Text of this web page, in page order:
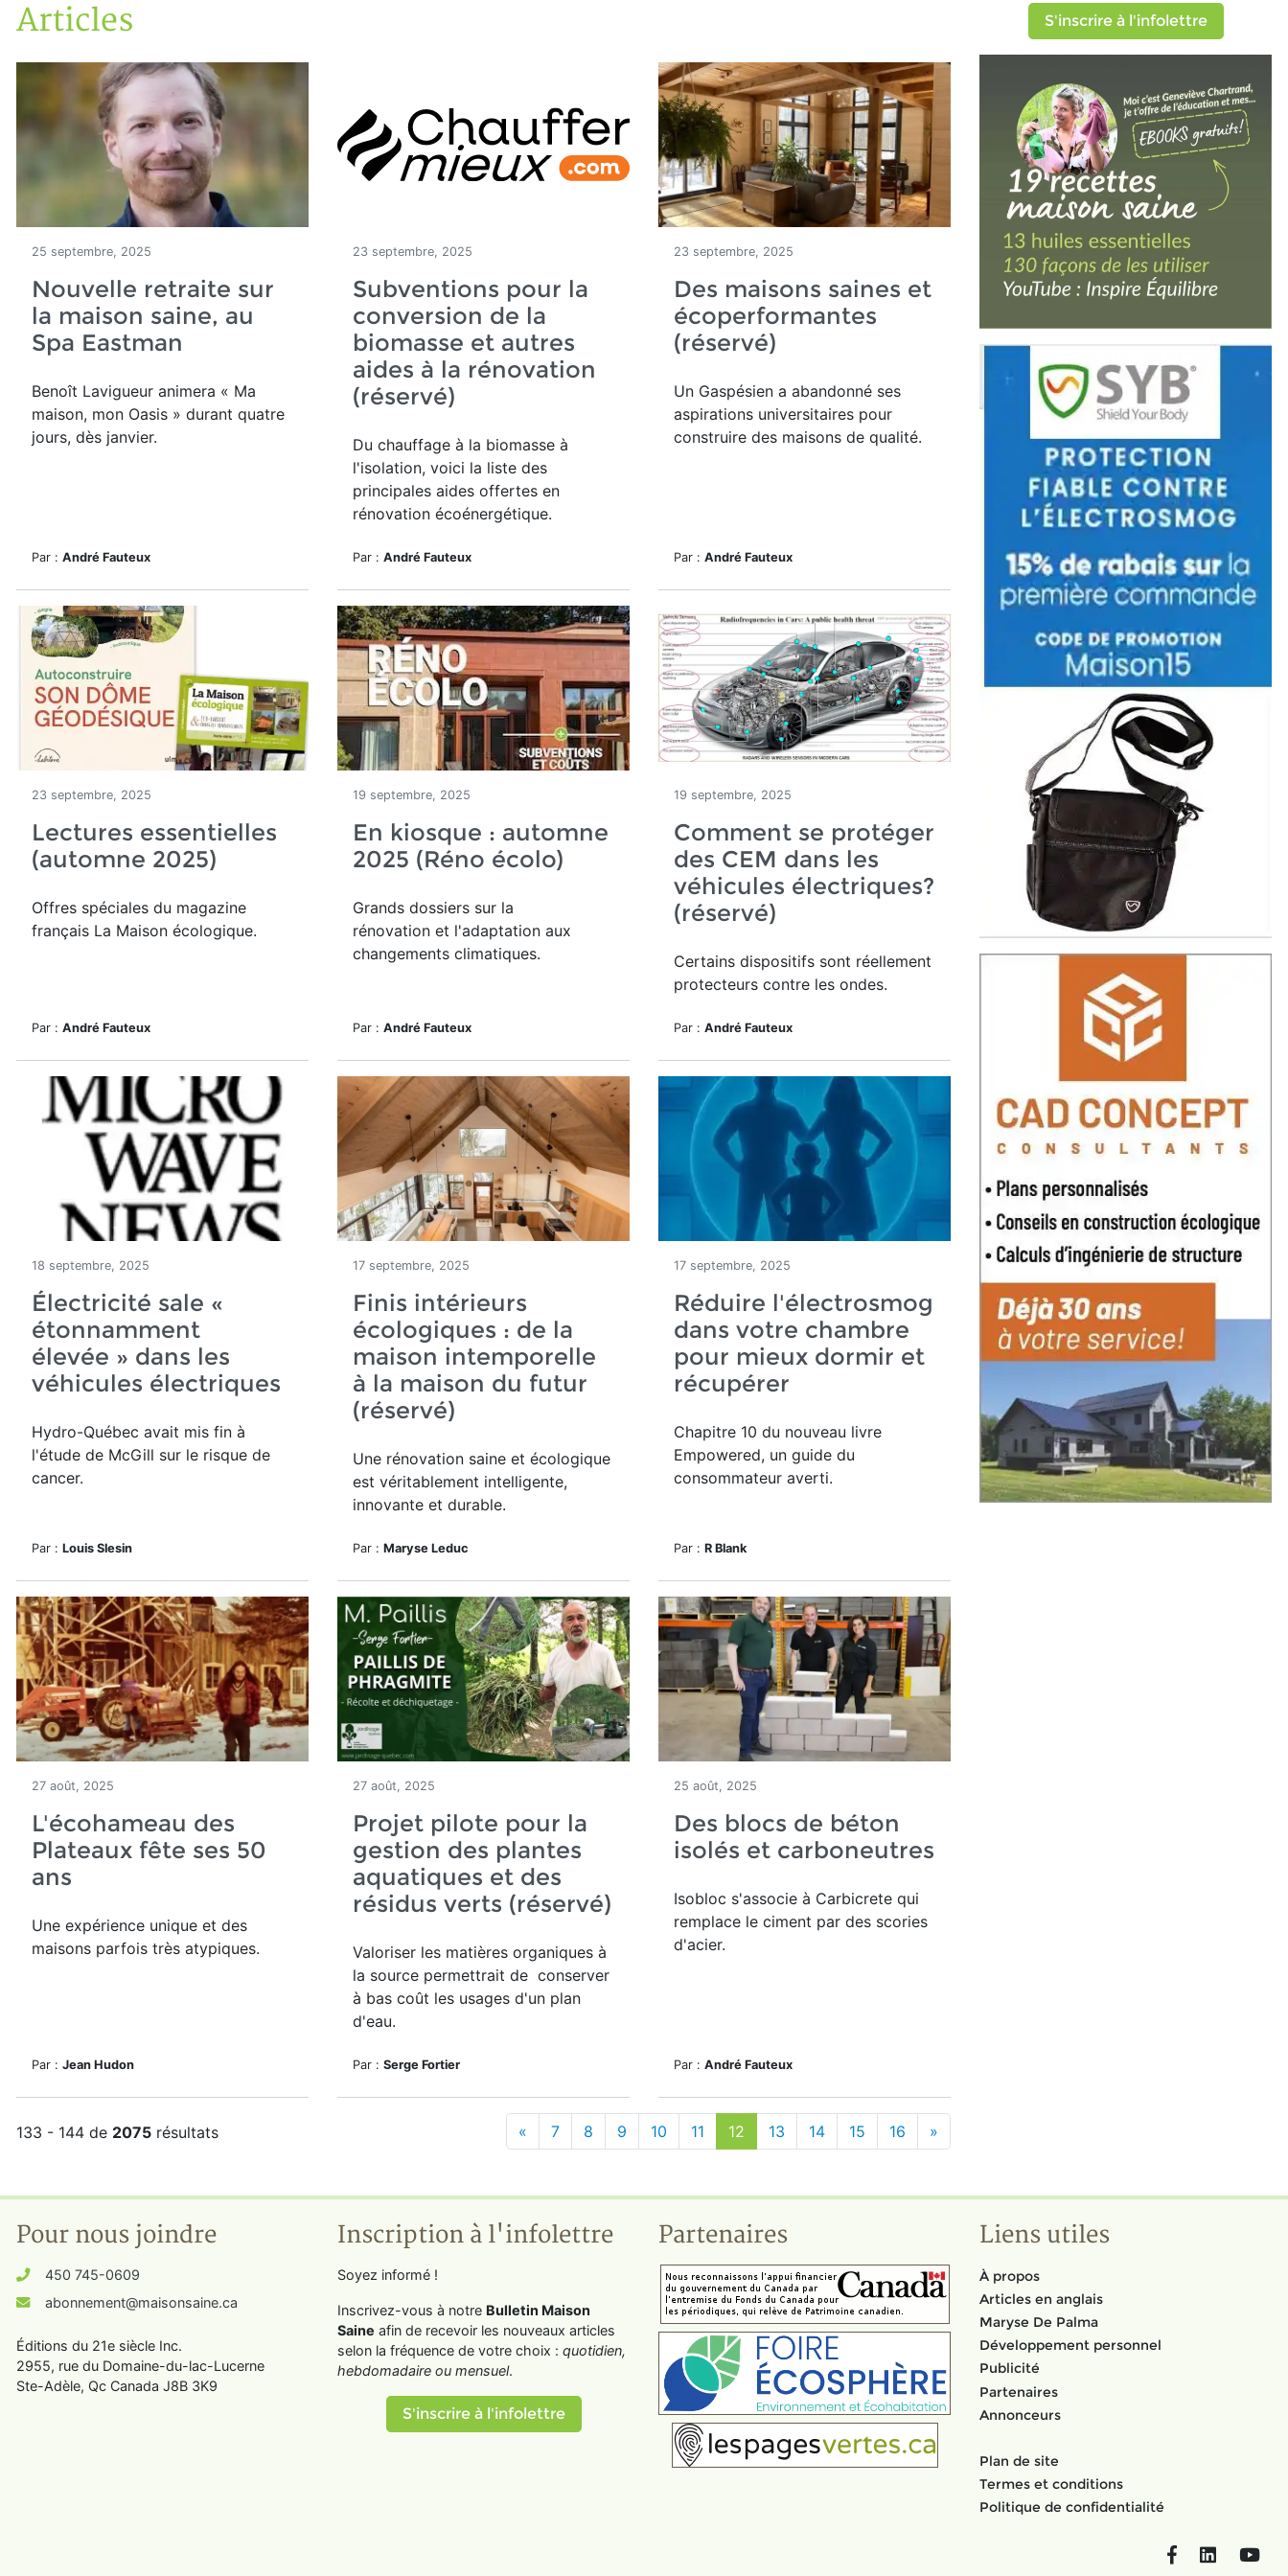
Accueil
Articles
Articles
25 septembre, 2025
Nouvelle retraite sur
la maison saine, au
Spa Eastman
Benoît Lavigueur animera « Ma
maison, mon Oasis » durant quatre
jours, dès janvier.
Par : André Fauteux
23 septembre, 2025
Subventions pour la
conversion de la
biomasse et autres
aides à la rénovation
(réservé)
Du chauffage à la biomasse à
l'isolation, voici la liste des
principales aides offertes en
rénovation écoénergétique.
Par : André Fauteux
23 septembre, 2025
Des maisons saines et
écoperformantes
(réservé)
Un Gaspésien a abandonné ses
aspirations universitaires pour
construire des maisons de qualité.
Par : André Fauteux
23 septembre, 2025
Lectures essentielles
(automne 2025)
Offres spéciales du magazine
français La Maison écologique.
Par : André Fauteux
19 septembre, 2025
En kiosque : automne
2025 (Réno écolo)
Grands dossiers sur la
rénovation et l'adaptation aux
changements climatiques.
Par : André Fauteux
19 septembre, 2025
Comment se protéger
des CEM dans les
véhicules électriques?
(réservé)
Certains dispositifs sont réellement
protecteurs contre les ondes.
Par : André Fauteux
18 septembre, 2025
Électricité sale «
étonnamment
élevée » dans les
véhicules électriques
Hydro-Québec avait mis fin à
l'étude de McGill sur le risque de
cancer.
Par : Louis Slesin
17 septembre, 2025
Finis intérieurs
écologiques : de la
maison intemporelle
à la maison du futur
(réservé)
Une rénovation saine et écologique
est véritablement intelligente,
innovante et durable.
Par : Maryse Leduc
17 septembre, 2025
Réduire l'électrosmog
dans votre chambre
pour mieux dormir et
récupérer
Chapitre 10 du nouveau livre
Empowered, un guide du
consommateur averti.
Par : R Blank
27 août, 2025
L'écohameau des
Plateaux fête ses 50
ans
Une expérience unique et des
maisons parfois très atypiques.
Par : Jean Hudon
27 août, 2025
Projet pilote pour la
gestion des plantes
aquatiques et des
résidus verts (réservé)
Valoriser les matières organiques à
la source permettrait de conserver
à bas coût les usages d'un plan
d'eau.
Par : Serge Fortier
25 août, 2025
Des blocs de béton
isolés et carboneutres
Isobloc s'associe à Carbicrete qui
remplace le ciment par des scories
d'acier.
Par : André Fauteux
133 - 144 de 2075 résultats « 7 8 9 10 11 12 13 14 15 16 »
S'inscrire à l'infolettre
Pour nous joindre
450 745-0609
abonnement@maisonsaine.ca
Éditions du 21e siècle Inc.
2955, rue du Domaine-du-lac-Lucerne
Ste-Adèle, Qc Canada J8B 3K9
Inscription à l'infolettre
Soyez informé !
Inscrivez-vous à notre Bulletin Maison
Saine afin de recevoir les nouveaux articles
selon la fréquence de votre choix : quotidien,
hebdomadaire ou mensuel.
S'inscrire à l'infolettre
Partenaires Liens utiles
À propos
Articles en anglais
Maryse De Palma
Développement personnel
Publicité
Partenaires
Annonceurs
Plan de site
Termes et conditions
Politique de confidentialité
FacebookLinkedIn